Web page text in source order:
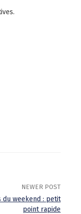
NEWER POST
du weekend : petit
point rapide